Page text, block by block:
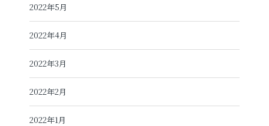
2022年5月
2022年4月
2022年3月
2022年2月
2022年1月